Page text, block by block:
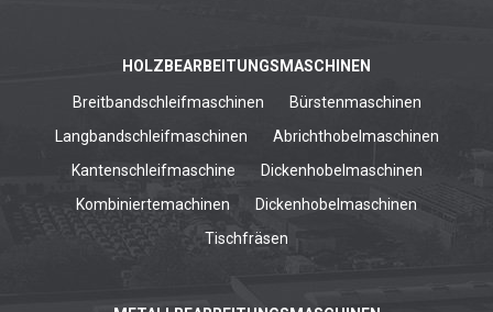
HOLZBEARBEITUNGSMASCHINEN
Breitbandschleifmaschinen
Bürstenmaschinen
Langbandschleifmaschinen
Abrichthobelmaschinen
Kantenschleifmaschine
Dickenhobelmaschinen
Kombiniertemachinen
Dickenhobelmaschinen
Tischfräsen